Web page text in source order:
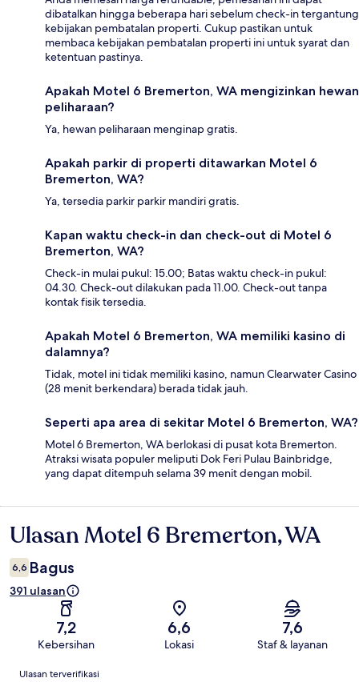
dibatalkan hingga beberapa hari sebelum check-in tergantung
kebijakan pembatalan properti. Cukup pastikan untuk
membaca kebijakan pembatalan properti ini untuk syarat dan
ketentuan pastinya.
Apakah Motel 6 Bremerton, WA mengizinkan hewan
peliharaan?
Ya, hewan peliharaan menginap gratis.
Apakah parkir di properti ditawarkan Motel 6
Bremerton, WA?
Ya, tersedia parkir parkir mandiri gratis.
Kapan waktu check-in dan check-out di Motel 6
Bremerton, WA?
Check-in mulai pukul: 15.00; Batas waktu check-in pukul:
04.30. Check-out dilakukan pada 11.00. Check-out tanpa
kontak fisik tersedia.
Apakah Motel 6 Bremerton, WA memiliki kasino di
dalamnya?
Tidak, motel ini tidak memiliki kasino, namun Clearwater Casino
(28 menit berkendara) berada tidak jauh.
Seperti apa area di sekitar Motel 6 Bremerton, WA?
Motel 6 Bremerton, WA berlokasi di pusat kota Bremerton.
Atraksi wisata populer meliputi Dok Feri Pulau Bainbridge,
yang dapat ditempuh selama 39 menit dengan mobil.
Ulasan
Ulasan Motel 6 Bremerton, WA
6,6 Bagus
391 ulasan
7,2
Kebersihan
6,6
Lokasi
7,6
Staf & layanan
Ulasan
Ulasan terverifikasi